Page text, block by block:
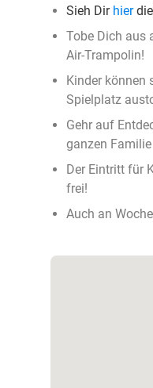
Sieh Dir hierdie
Tobe Dich aus
Air-Trampolin!
Kinder können
Spielplatz
Gehr auf
ganzen Familie
Der Eintritt für
frei!
Auch an